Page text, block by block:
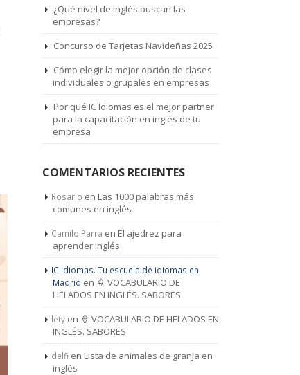
¿Qué nivel de inglés buscan las
empresas?
Concurso de Tarjetas Navideñas 2025
Cómo elegir la mejor opción de clases
individuales o grupales en empresas
Por qué IC Idiomas es el mejor partner
para la capacitación en inglés de tu
empresa
COMENTARIOS RECIENTES
Rosario en Las 1000 palabras más
comunes en inglés
Camilo Parra en El ajedrez para
aprender inglés
IC Idiomas. Tu escuela de idiomas en
Madrid en 🍦 VOCABULARIO DE
HELADOS EN INGLÉS. SABORES
lety en 🍦 VOCABULARIO DE HELADOS EN
INGLÉS. SABORES
delfi en Lista de animales de granja en
inglés